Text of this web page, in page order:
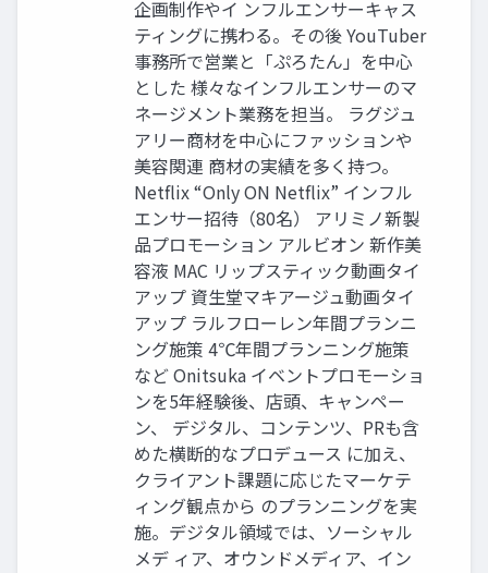
企画制作やイ ンフルエンサーキャス
ティングに携わる。その後 YouTuber
事務所で営業と「ぷろたん」を中心
とした 様々なインフルエンサーのマ
ネージメント業務を担当。 ラグジュ
アリー商材を中心にファッションや
美容関連 商材の実績を多く持つ。
Netflix “Only ON Netflix” インフル
エンサー招待（80名） アリミノ新製
品プロモーション アルビオン 新作美
容液 MAC リップスティック動画タイ
アップ 資生堂マキアージュ動画タイ
アップ ラルフローレン年間プランニ
ング施策 4℃年間プランニング施策
など Onitsuka イベントプロモーショ
ンを5年経験後、店頭、キャンペー
ン、 デジタル、コンテンツ、PRも含
めた横断的なプロデュース に加え、
クライアント課題に応じたマーケテ
ィング観点から のプランニングを実
施。デジタル領域では、ソーシャル
メデ ィア、オウンドメディア、イン